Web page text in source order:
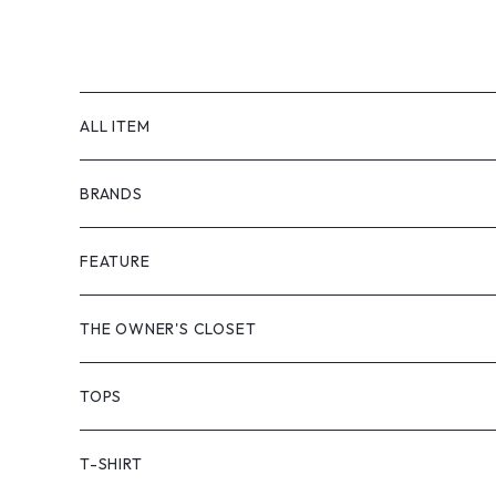
ALL ITEM
BRANDS
GHOST ALMOSTBLACK
PRODUCT TWELVE
BAICYCLON
Little Yarmouth
FEATURE
NEW VINTAGE
Supreme
Stussy
VINTAGE OUTDOOR
ARC'TERYX
RTW VINTAGE
THE OWNER'S CLOSET
TOPS
JACKET
T-SHIRT